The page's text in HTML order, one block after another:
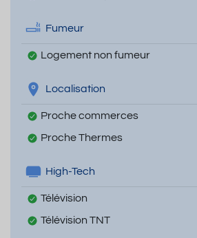
Fumeur
Logement non fumeur
Localisation
Proche commerces
Proche Thermes
High-Tech
Télévision
Télévision TNT